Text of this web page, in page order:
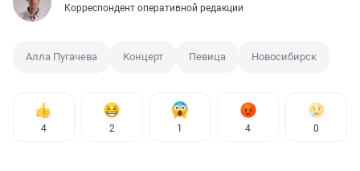
Корреспондент оперативной редакции
Алла Пугачева Концерт Певица Новосибирск
4 2 1 4 0